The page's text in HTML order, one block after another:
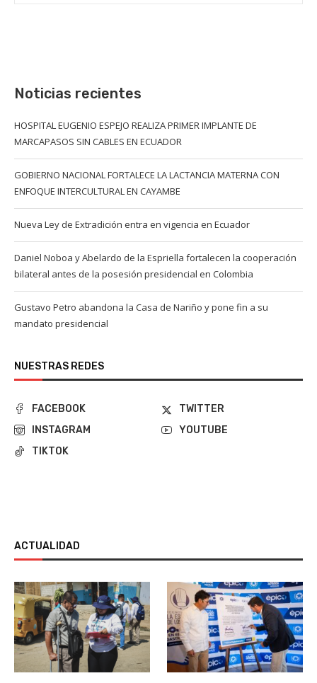
Noticias recientes
HOSPITAL EUGENIO ESPEJO REALIZA PRIMER IMPLANTE DE
MARCAPASOS SIN CABLES EN ECUADOR
GOBIERNO NACIONAL FORTALECE LA LACTANCIA MATERNA CON
ENFOQUE INTERCULTURAL EN CAYAMBE
Nueva Ley de Extradición entra en vigencia en Ecuador
Daniel Noboa y Abelardo de la Espriella fortalecen la cooperación
bilateral antes de la posesión presidencial en Colombia
Gustavo Petro abandona la Casa de Nariño y pone fin a su
mandato presidencial
NUESTRAS REDES
FACEBOOK
TWITTER
INSTAGRAM
YOUTUBE
TIKTOK
ACTUALIDAD